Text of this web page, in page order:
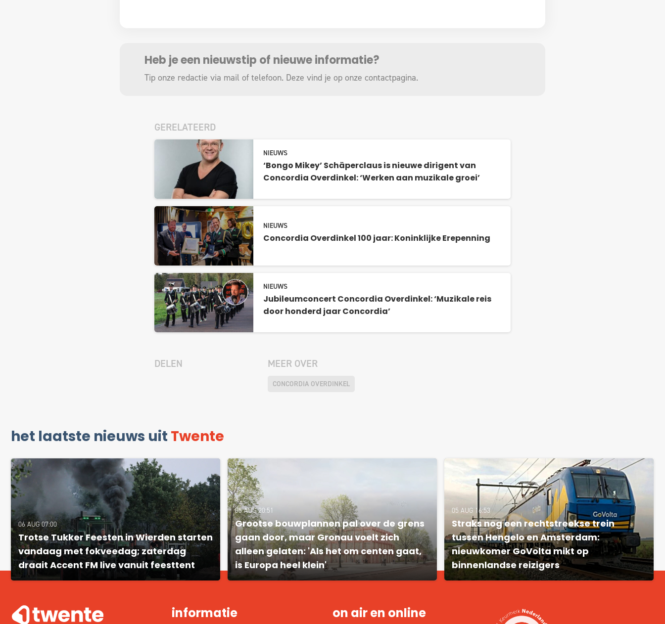
Heb je een nieuwstip of nieuwe informatie?
Tip onze redactie via mail of telefoon. Deze vind je op onze contactpagina.
GERELATEERD
NIEUWS
‘Bongo Mikey’ Schäperclaus is nieuwe dirigent van
Concordia Overdinkel: ‘Werken aan muzikale groei’
NIEUWS
Concordia Overdinkel 100 jaar: Koninklijke Erepenning
NIEUWS
Jubileumconcert Concordia Overdinkel: ‘Muzikale reis
door honderd jaar Concordia’
DELEN MEER OVER
CONCORDIA OVERDINKEL
het laatste nieuws uit Twente
06 AUG 07:00
Trotse Tukker Feesten in Wierden starten
vandaag met fokveedag; zaterdag
draait Accent FM live vanuit feesttent
05 AUG 20:51
Grootse bouwplannen pal over de grens
gaan door, maar Gronau voelt zich
alleen gelaten: 'Als het om centen gaat,
is Europa heel klein'
05 AUG 16:53
Straks nog een rechtstreekse trein
tussen Hengelo en Amsterdam:
nieuwkomer GoVolta mikt op
binnenlandse reizigers
informatie on air en online